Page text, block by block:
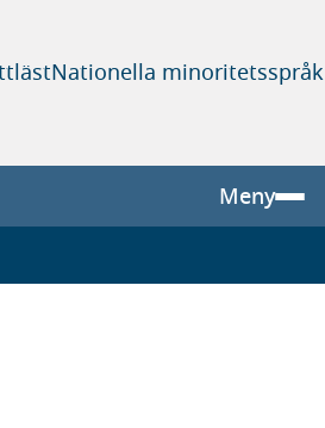
Nationella minoritetsspråk
Meny